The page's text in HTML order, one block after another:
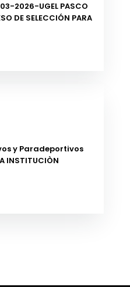
2026-UGEL PASCO
DE SELECCIÓN PARA
y Paradeportivos
INSTITUCIÒN